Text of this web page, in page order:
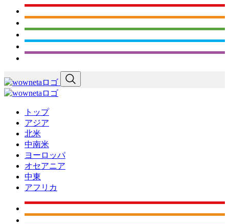
トップ
アジア
北米
中南米
ヨーロッパ
オセアニア
中東
アフリカ